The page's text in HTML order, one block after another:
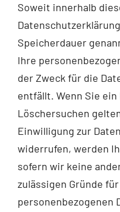
Soweit innerhalb
Speicherdauer
Ihre
der Zweck für die
entfällt. Wenn Sie
Löschersuchen
Einwilligung zur
widerrufen, werden
sofern wir keine
zulässigen Gründe
personenbezogenen